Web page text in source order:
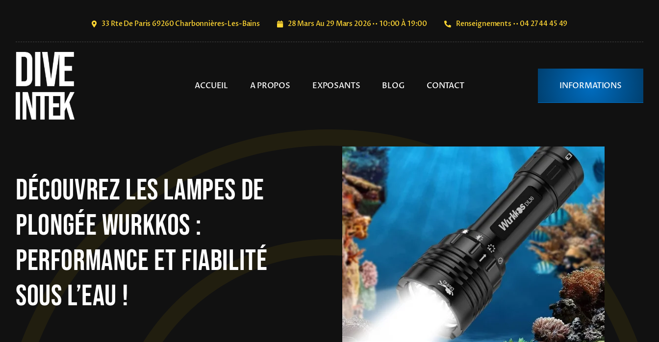
33 Rte De Paris 69260 Charbonnières-Les-Bains 28 Mars Au 29 Mars 2026 •• 10:00 À 19:00 Renseignements •• 04 27 44 45 49
ACCUEIL A PROPOS EXPOSANTS BLOG CONTACT INFORMATIONS
Découvrez Les Lampes De
Plongée WURKKOS :
Performance Et Fiabilité
Sous L’eau !